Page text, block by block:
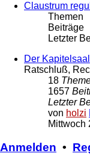
Claustrum
Themen
Beiträge
Letzter
Der Kapitelsaal
Ratschluß,
18
1657
Letzter
von holzi
Mittwoch
Anmelden •